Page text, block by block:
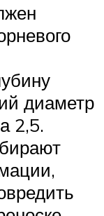
диаметр
2,5.